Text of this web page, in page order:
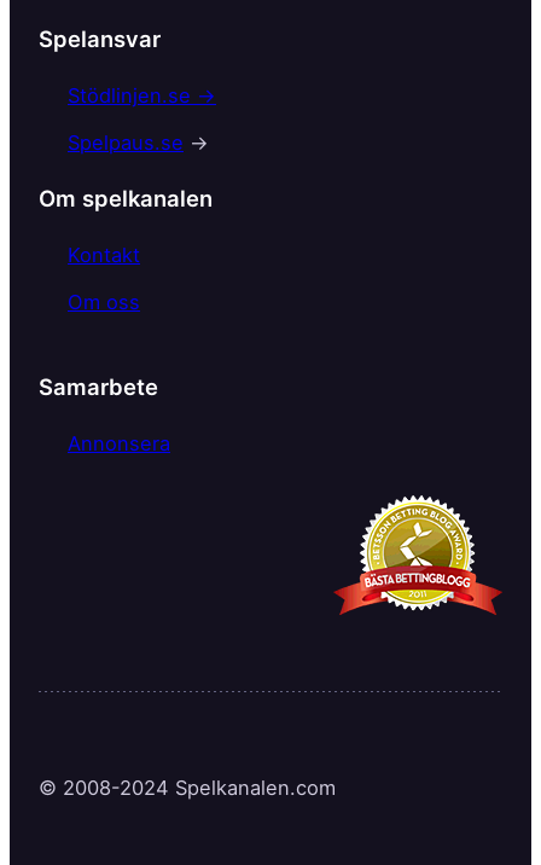
e
b
o
k
Spelansvar
Stödlinjen.se →
Spelpaus.se →
Om spelkanalen
Kontakt
Om oss
Samarbete
Annonsera
© 2008-2024 Spelkanalen.com